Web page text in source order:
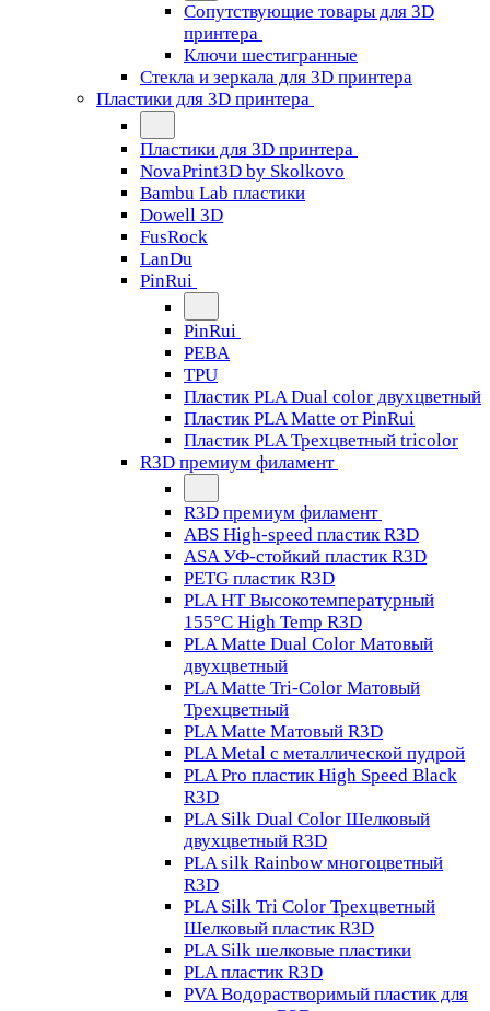
Сопутствующие товары для 3D
принтера
Ключи шестигранные
Стекла и зеркала для 3D принтера
Пластики для 3D принтера
Пластики для 3D принтера
NovaPrint3D by Skolkovo
Bambu Lab пластики
Dowell 3D
FusRock
LanDu
PinRui
PinRui
PEBA
TPU
Пластик PLA Dual color двухцветный
Пластик PLA Matte от PinRui
Пластик PLA Трехцветный tricolor
R3D премиум филамент
R3D премиум филамент
ABS High-speed пластик R3D
ASA УФ-стойкий пластик R3D
PETG пластик R3D
PLA HT Высокотемпературный
155°C High Temp R3D
PLA Matte Dual Color Матовый
двухцветный
PLA Matte Tri-Color Матовый
Трехцветный
PLA Matte Матовый R3D
PLA Metal с металлической пудрой
PLA Pro пластик High Speed Black
R3D
PLA Silk Dual Color Шелковый
двухцветный R3D
PLA silk Rainbow многоцветный
R3D
PLA Silk Tri Color Трехцветный
Шелковый пластик R3D
PLA Silk шелковые пластики
PLA пластик R3D
PVA Водорастворимый пластик для